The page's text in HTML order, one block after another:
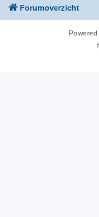
Forumoverzicht
Powered